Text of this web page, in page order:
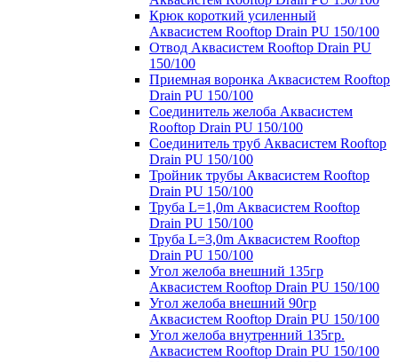
Крюк короткий усиленный
Аквасистем Rooftop Drain PU 150/100
Отвод Аквасистем Rooftop Drain PU
150/100
Приемная воронка Аквасистем Rooftop
Drain PU 150/100
Соединитель желоба Аквасистем
Rooftop Drain PU 150/100
Соединитель труб Аквасистем Rooftop
Drain PU 150/100
Тройник трубы Аквасистем Rooftop
Drain PU 150/100
Труба L=1,0m Аквасистем Rooftop
Drain PU 150/100
Труба L=3,0m Аквасистем Rooftop
Drain PU 150/100
Угол желоба внешний 135гр
Аквасистем Rooftop Drain PU 150/100
Угол желоба внешний 90гр
Аквасистем Rooftop Drain PU 150/100
Угол желоба внутренний 135гр.
Аквасистем Rooftop Drain PU 150/100